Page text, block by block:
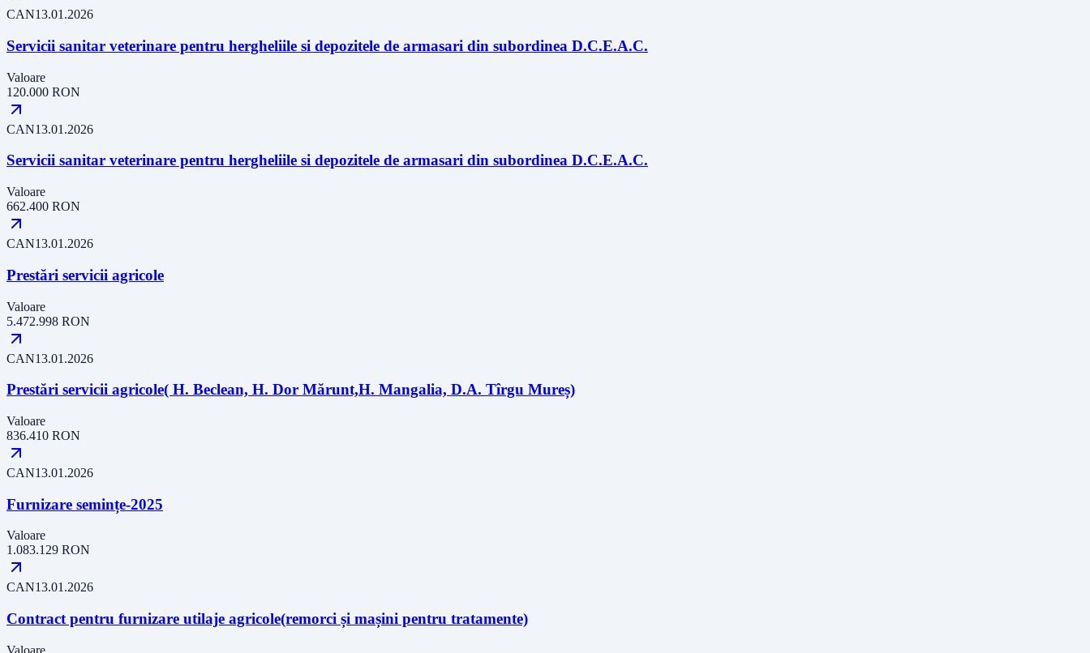
CAN13.01.2026
Servicii sanitar veterinare pentru hergheliile si depozitele de armasari din subordinea D.C.E.A.C.
Valoare
120.000 RON
CAN13.01.2026
Servicii sanitar veterinare pentru hergheliile si depozitele de armasari din subordinea D.C.E.A.C.
Valoare
662.400 RON
CAN13.01.2026
Prestări servicii agricole
Valoare
5.472.998 RON
CAN13.01.2026
Prestări servicii agricole( H. Beclean, H. Dor Mărunt,H. Mangalia, D.A. Tîrgu Mureș)
Valoare
836.410 RON
CAN13.01.2026
Furnizare semințe-2025
Valoare
1.083.129 RON
CAN13.01.2026
Contract pentru furnizare utilaje agricole(remorci și mașini pentru tratamente)
Valoare